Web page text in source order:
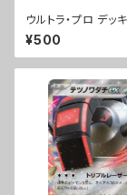
ウルトラ・プロ デッ
ー ソリッド スタンダ
¥500